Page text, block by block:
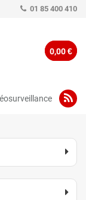
01 85 400 410
0,00 €